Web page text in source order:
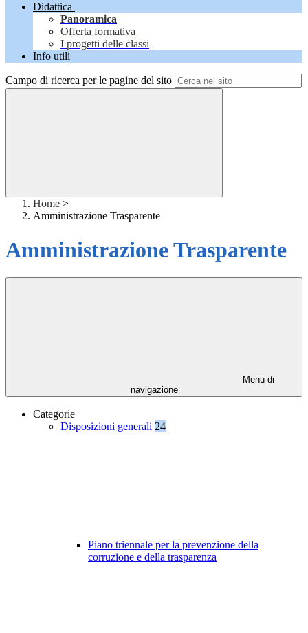
Didattica
Panoramica
Offerta formativa
I progetti delle classi
Info utili
Campo di ricerca per le pagine del sito
Home >
Amministrazione Trasparente
Amministrazione Trasparente
Menu di
navigazione
Categorie
Disposizioni generali 24
Piano triennale per la prevenzione della
corruzione e della trasparenza